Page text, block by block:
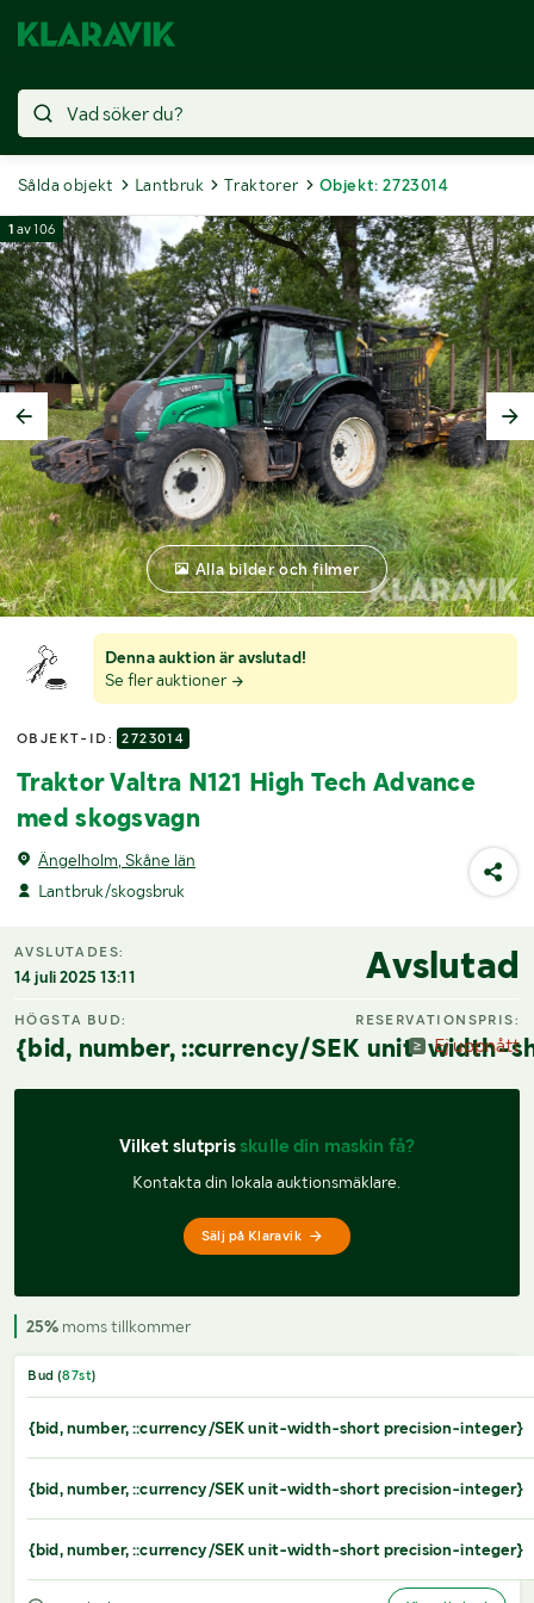
Sålda objekt Lantbruk Traktorer Objekt: 2723014
Denna auktion är avslutad!
Se fler auktioner
OBJEKT-ID: 2723014
Traktor Valtra N121 High Tech Advance
med skogsvagn
Ängelholm, Skåne län
Lantbruk/skogsbruk
1 av106
Alla bilder och filmer
AVSLUTADES:
14 juli 2025 13:11 Avslutad
HÖGSTA BUD:
{bid, number, ::currency/SEK unit-width-
RESERVATIONSPRIS:
Ej uppnått
Vilket slutpris skulle din maskin få?
Kontakta din lokala auktionsmäklare.
Sälj på Klaravik
25% moms tillkommer
Bud (87st)
{bid, number, ::currency/SEK unit-width-short precision-integer}
{bid, number, ::currency/SEK unit-width-short precision-integer}
{bid, number, ::currency/SEK unit-width-short precision-integer}